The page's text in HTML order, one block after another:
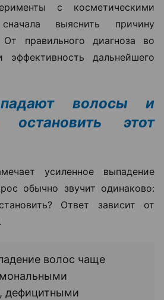
с косметическими
выяснить причину
правильного диагноза во
дальнейшего
волосы и
этот
усиленное выпадение
обычно звучит одинаково:
Ответ зависит от
волос чаще
дефицитными